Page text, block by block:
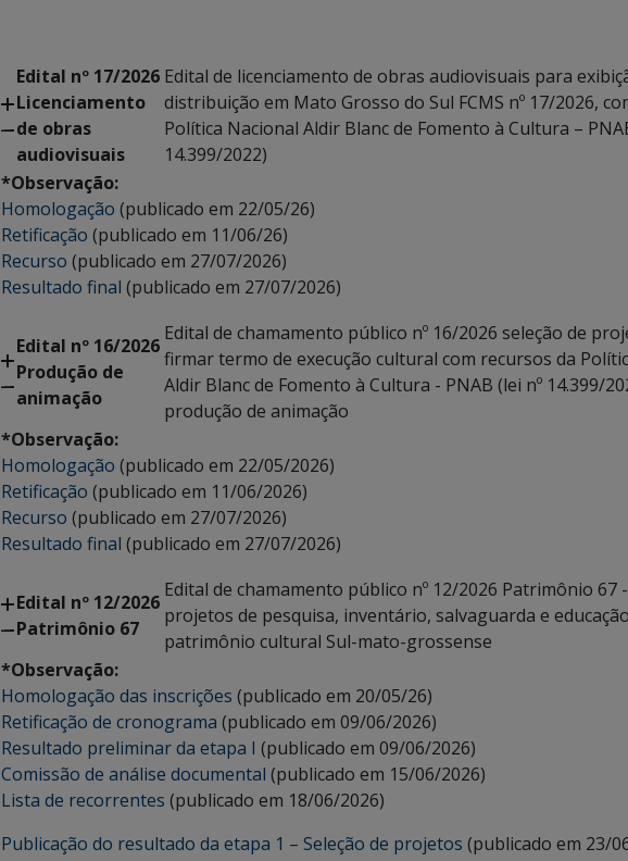
Edital nº 17/2026
Licenciamento
de obras
audiovisuais
Edital de licenciamento de obras audiovisuais para
distribuição em Mato Grosso do Sul FCMS nº 17/2026,
Política Nacional Aldir Blanc de Fomento à Cultura –
14.399/2022)
*Observação:
Homologação (publicado em 22/05/26)
Retificação (publicado em 11/06/26)
Recurso (publicado em 27/07/2026)
Resultado final (publicado em 27/07/2026)
Edital nº 16/2026
Produção de
animação
Edital de chamamento público nº 16/2026 seleção de
firmar termo de execução cultural com recursos da
Aldir Blanc de Fomento à Cultura - PNAB (lei nº 14.399/
produção de animação
*Observação:
Homologação (publicado em 22/05/2026)
Retificação (publicado em 11/06/2026)
Recurso (publicado em 27/07/2026)
Resultado final (publicado em 27/07/2026)
Edital nº 12/2026
Patrimônio 67
Edital de chamamento público nº 12/2026 Patrimônio 67
projetos de pesquisa, inventário, salvaguarda e
patrimônio cultural Sul-mato-grossense
*Observação:
Homologação das inscrições (publicado em 20/05/26)
Retificação de cronograma (publicado em 09/06/2026)
Resultado preliminar da etapa I (publicado em 09/06/2026)
Comissão de análise documental (publicado em 15/06/2026)
Lista de recorrentes (publicado em 18/06/2026)
Publicação do resultado da etapa 1 – Seleção de projetos (publicado em 23/